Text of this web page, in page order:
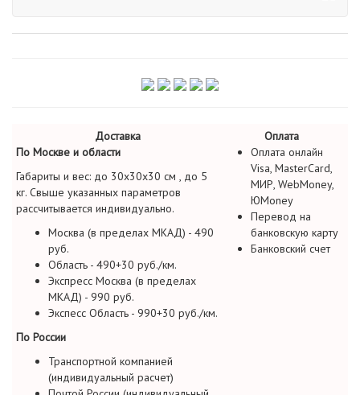
Доставка
Оплата
По Москве и области
Габариты и вес: до 30х30х30 см , до 5
кг. Свыше указанных параметров
рассчитывается индивидуально.
Москва (в пределах МКАД) - 490
руб.
Область - 490+30 руб./км.
Экспресс Москва (в пределах
МКАД) - 990 руб.
Экспесс Область - 990+30 руб./км.
По России
Транспортной компанией
(индивидуальный расчет)
Оплата онлайн
Visa, MasterCard,
МИР, WebMoney,
ЮMoney
Перевод на
банковскую карту
Банковский счет